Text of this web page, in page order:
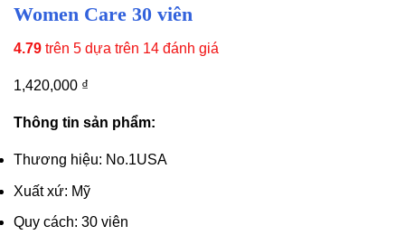
Women Care 30 viên
4.79 trên 5 dựa trên 14 đánh giá
1,420,000 ₫
Thông tin sản phẩm:
Thương hiệu: No.1USA
Xuất xứ: Mỹ
Quy cách: 30 viên